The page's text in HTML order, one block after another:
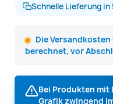
Schnelle Lieferung in
Die
berechnet, vor
Bei Produkten
Grafik zwingend